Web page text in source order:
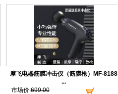
摩飞电器筋膜冲击仪（筋膜枪）MF-8188
...
市场价:699.00